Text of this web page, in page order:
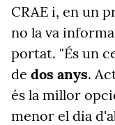
CRAE i, en un
no la va
portat. "És un
de dos anys.
és la millor
menor el dia